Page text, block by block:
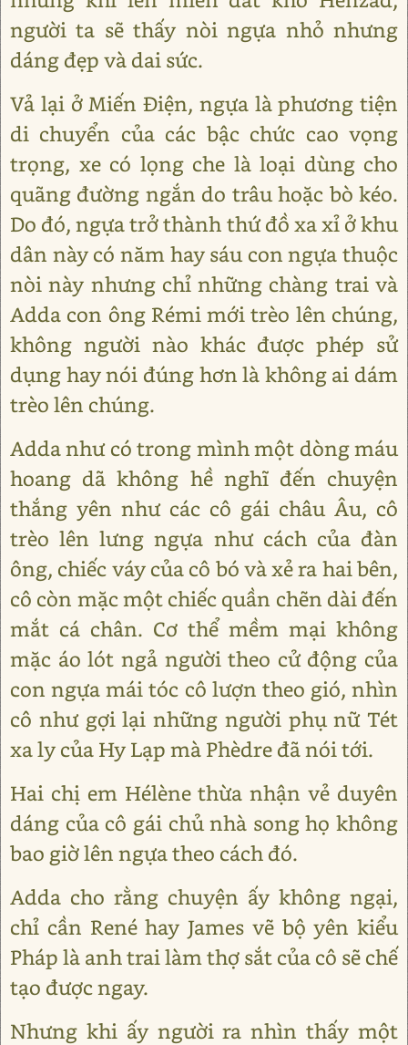
người ta sẽ thấy nòi ngựa nhỏ nhưng
dáng đẹp và dai sức.
Vả lại ở Miến Điện, ngựa là phương tiện
di chuyển của các bậc chức cao vọng
trọng, xe có lọng che là loại dùng cho
quãng đường ngắn do trâu hoặc bò kéo.
Do đó, ngựa trở thành thứ đồ xa xỉ ở khu
dân này có năm hay sáu con ngựa thuộc
nòi này nhưng chỉ những chàng trai và
Adda con ông Rémi mới trèo lên chúng,
không người nào khác được phép sử
dụng hay nói đúng hơn là không ai dám
trèo lên chúng.
Adda như có trong mình một dòng máu
hoang dã không hề nghĩ đến chuyện
thắng yên như các cô gái châu Âu, cô
trèo lên lưng ngựa như cách của đàn
ông, chiếc váy của cô bó và xẻ ra hai bên,
cô còn mặc một chiếc quần chẽn dài đến
mắt cá chân. Cơ thể mềm mại không
mặc áo lót ngả người theo cử động của
con ngựa mái tóc cô lượn theo gió, nhìn
cô như gợi lại những người phụ nữ Tét
xa ly của Hy Lạp mà Phèdre đã nói tới.
Hai chị em Hélène thừa nhận vẻ duyên
dáng của cô gái chủ nhà song họ không
bao giờ lên ngựa theo cách đó.
Adda cho rằng chuyện ấy không ngại,
chỉ cần René hay James vẽ bộ yên kiểu
Pháp là anh trai làm thợ sắt của cô sẽ chế
tạo được ngay.
Nhưng khi ấy người ra nhìn thấy một